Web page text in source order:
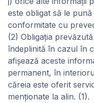
este obligat să le
conformitate cu
(2) Obligația
îndeplinită în cazul în
afișează aceste
permanent, în
căreia este oferit
menționate la alin. (1).